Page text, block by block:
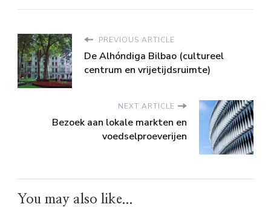
PREVIOUS ARTICLE
De Alhóndiga Bilbao (cultureel
centrum en vrijetijdsruimte)
NEXT ARTICLE
Bezoek aan lokale markten en
voedselproeverijen
You may also like...